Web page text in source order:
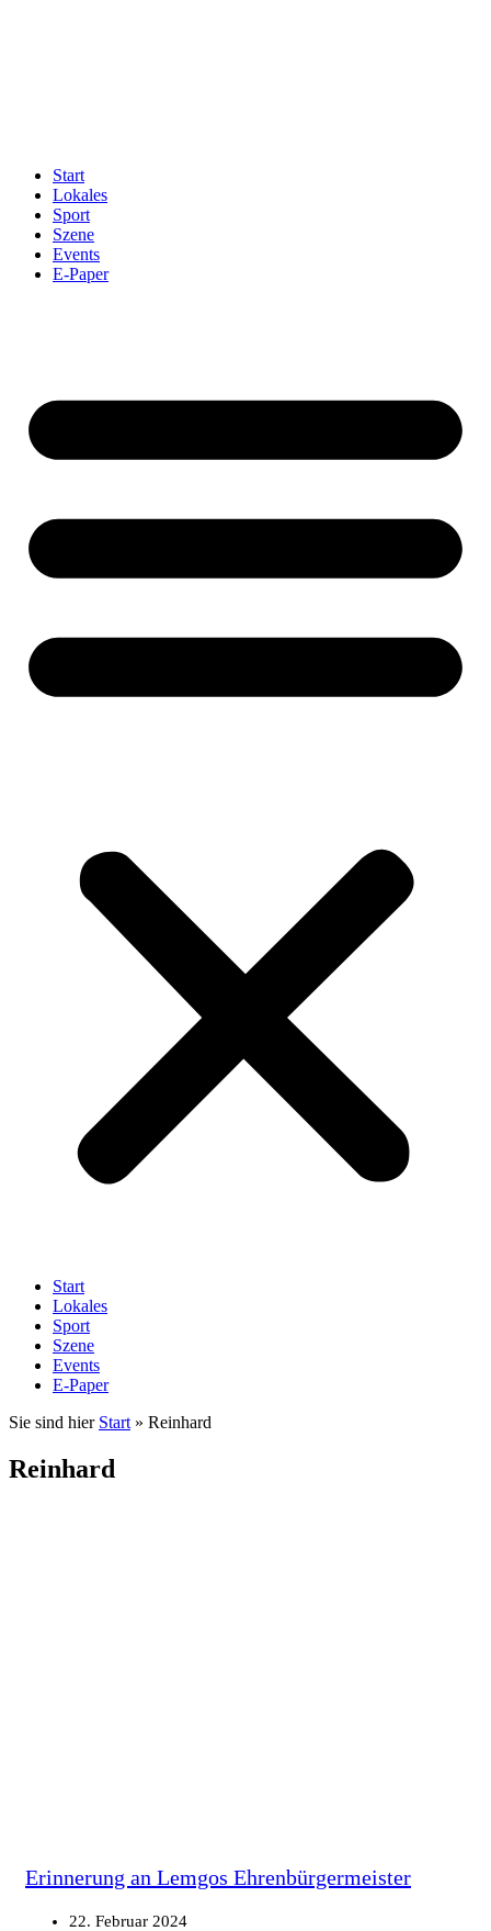
Start
Lokales
Sport
Szene
Events
E-Paper
Start
Lokales
Sport
Szene
Events
E-Paper
Sie sind hier Start » Reinhard
Reinhard
Erinnerung an Lemgos Ehrenbürgermeister
22. Februar 2024